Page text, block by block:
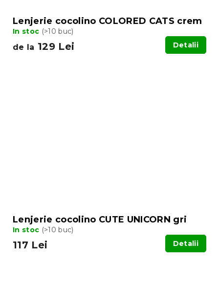
Lenjerie cocolino COLORED CATS crem
In stoc (>10 buc)
de la 129 Lei Detalii
Lenjerie cocolino CUTE UNICORN gri
In stoc (>10 buc)
117 Lei Detalii